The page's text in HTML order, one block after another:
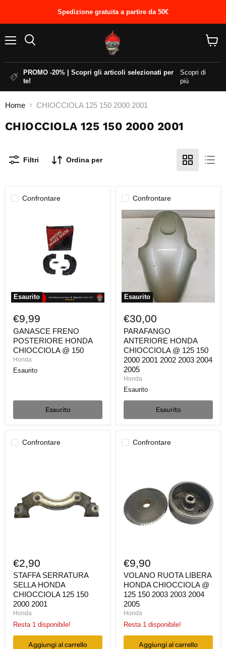
Spedizione gratuita a partire da 50€
PROMO -20% | Scopri gli articoli selezionati per
te!
Scopri di
più
Home CHIOCCIOLA 125 150 2000 2001
CHIOCCIOLA 125 150 2000 2001
Filtri Ordina per
Confrontare
Esaurito
POSTERIORE
CHIOCCIOLA
€9,99
GANASCE FRENO
POSTERIORE HONDA
CHIOCCIOLA @ 150
Honda
Esaurito
Esaurito
Confrontare
Esaurito
PARAFANGO
ANTERIORE
HONDA
CHIOCCIOLA
125
150
2000
2002
2003
2004
€30,00
PARAFANGO
ANTERIORE HONDA
CHIOCCIOLA @ 125 150
2000 2001 2002 2003 2004
2005
Honda
Esaurito
Esaurito
Confrontare
CHIOCCIOLA
125
150
2000
€2,90
STAFFA SERRATURA
SELLA HONDA
CHIOCCIOLA 125 150
2000 2001
Honda
Resta 1 disponibile!
Aggiungi al carrello
Confrontare
CHIOCCIOLA
@
125
150
2003
€9,90
VOLANO RUOTA LIBERA
HONDA CHIOCCIOLA @
125 150 2003 2003 2004
2005
Honda
Resta 1 disponibile!
Aggiungi al carrello